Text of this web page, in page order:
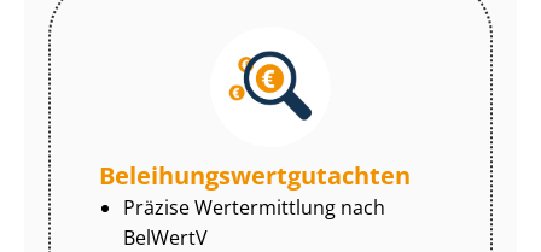
Be­lei­hungs­wert­gut­ach­ten
Präzise Wertermittlung nach
BelWertV